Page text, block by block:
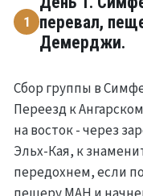
1
перевал,
Демерджи.
Сбор группы в
Переезд к
на восток - через
Эльх-Кая, к
передохнем, если